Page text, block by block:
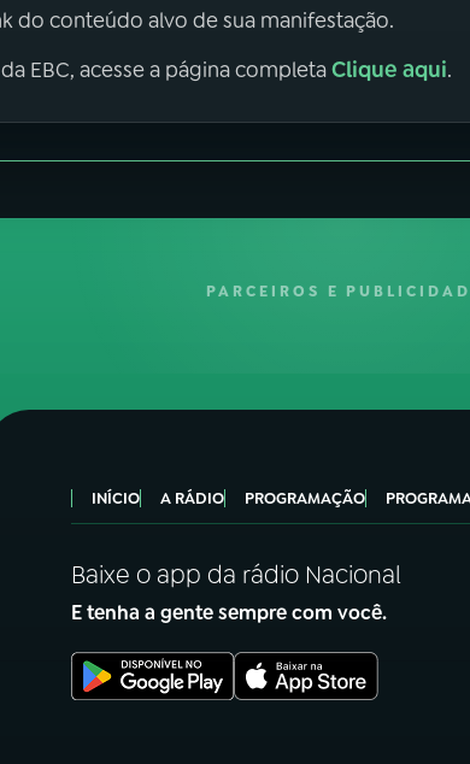
do conteúdo alvo de sua manifestação.
EBC, acesse a página completaClique aqui.
PARCEIROS E
INÍCIO A RÁDIO PROGRAMAÇÃO
Baixe o app da rádio Nacional
E tenha a gente sempre com você.